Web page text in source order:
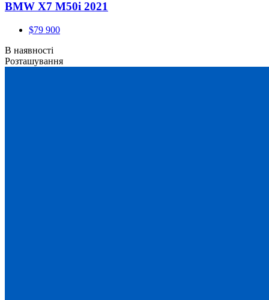
BMW X7 M50i 2021
$79 900
В наявності
Розташування